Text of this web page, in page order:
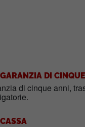
GARANZIA DI
di cinque anni,
CASSA